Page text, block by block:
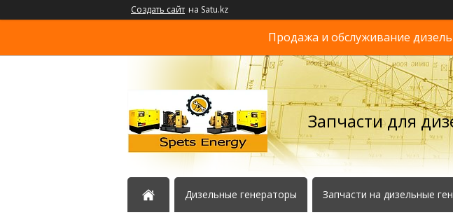
Создать сайт на Satu.kz
Продажа и обслуживание
Запчасти для
Дизельные генераторы Запчасти на дизельные